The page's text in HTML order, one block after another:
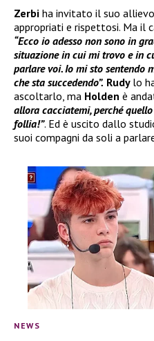
Zerbi ha invitato il suo
appropriati e rispettosi. Ma il
“Ecco io adesso non sono in
situazione in cui mi trovo e in
parlare voi. Io mi sto sentendo
che sta succedendo”. Rudy lo
ascoltarlo, ma Holden è
allora cacciatemi, perché
follia!”. Ed è uscito dallo
suoi compagni da soli a
NEWS